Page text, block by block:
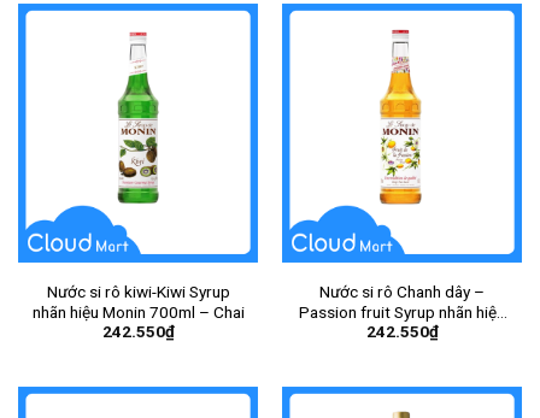
Nước si rô kiwi-Kiwi Syrup
nhãn hiệu Monin 700ml – Chai
242.550₫
Nước si rô Chanh dây –
Passion fruit Syrup nhãn hiệu
Monin 700ml – Chai
242.550₫